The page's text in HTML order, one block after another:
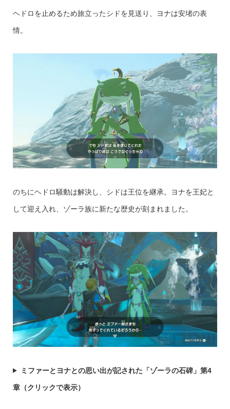
ヘドロを止めるため旅立ったシドを見送り、ヨナは安堵の表
情。
のちにヘドロ騒動は解決し、シドは王位を継承。ヨナを王妃と
して迎え入れ、ゾーラ族に新たな歴史が刻まれました。
ミファーとヨナとの思い出が記された「ゾーラの石碑」第4
章（クリックで表示）